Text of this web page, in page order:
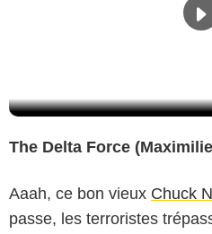
The Delta Force
Aaah, ce bon vieux Chuck
passe, les terroristes